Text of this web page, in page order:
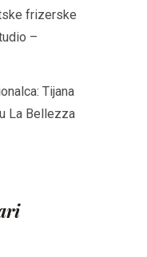
frizerske
–
Tijana
La Bellezza